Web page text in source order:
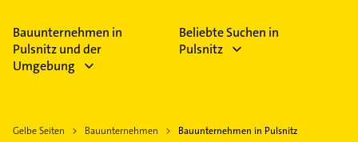
Feiertagen abweichen können.
Bauunternehmen in
Pulsnitz und der
Umgebung
Beliebte Suchen in
Pulsnitz
Gelbe Seiten Bauunternehmen Bauunternehmen in Pulsnitz